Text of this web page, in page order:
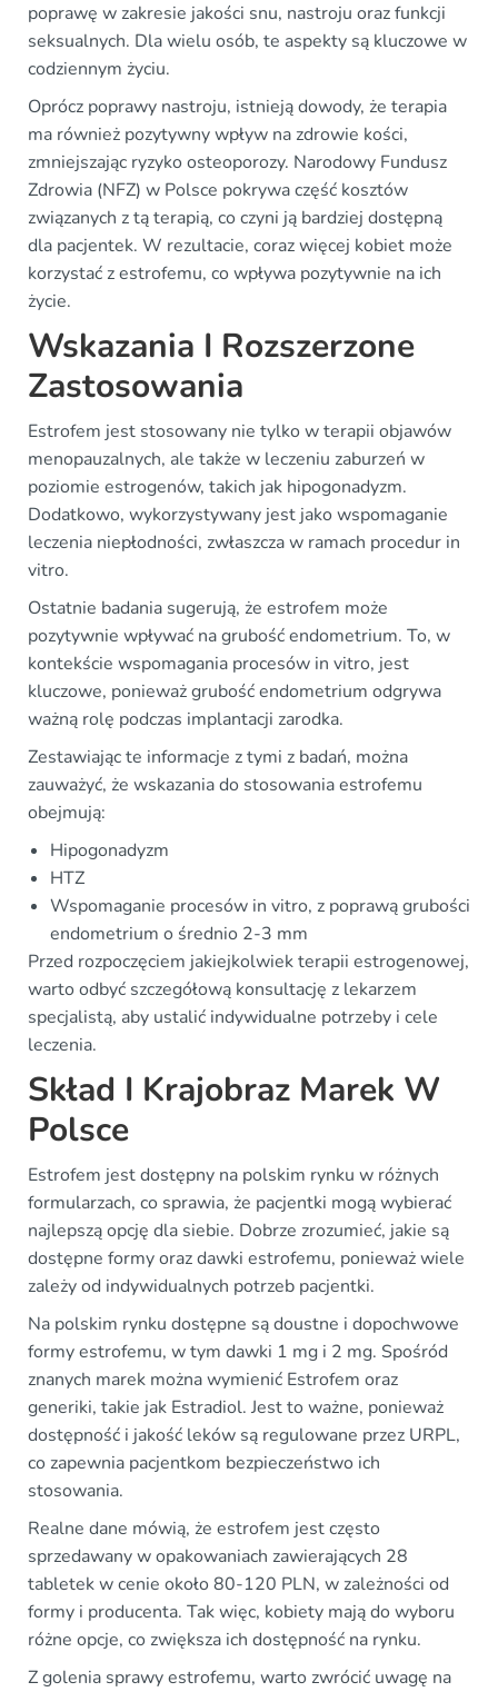
poprawę w zakresie jakości snu, nastroju oraz funkcji
seksualnych. Dla wielu osób, te aspekty są kluczowe w
codziennym życiu.
Oprócz poprawy nastroju, istnieją dowody, że terapia
ma również pozytywny wpływ na zdrowie kości,
zmniejszając ryzyko osteoporozy. Narodowy Fundusz
Zdrowia (NFZ) w Polsce pokrywa część kosztów
związanych z tą terapią, co czyni ją bardziej dostępną
dla pacjentek. W rezultacie, coraz więcej kobiet może
korzystać z estrofemu, co wpływa pozytywnie na ich
życie.
Wskazania I Rozszerzone
Zastosowania
Estrofem jest stosowany nie tylko w terapii objawów
menopauzalnych, ale także w leczeniu zaburzeń w
poziomie estrogenów, takich jak hipogonadyzm.
Dodatkowo, wykorzystywany jest jako wspomaganie
leczenia niepłodności, zwłaszcza w ramach procedur in
vitro.
Ostatnie badania sugerują, że estrofem może
pozytywnie wpływać na grubość endometrium. To, w
kontekście wspomagania procesów in vitro, jest
kluczowe, ponieważ grubość endometrium odgrywa
ważną rolę podczas implantacji zarodka.
Zestawiając te informacje z tymi z badań, można
zauważyć, że wskazania do stosowania estrofemu
obejmują:
Hipogonadyzm
HTZ
Wspomaganie procesów in vitro, z poprawą grubości
endometrium o średnio 2-3 mm
Przed rozpoczęciem jakiejkolwiek terapii estrogenowej,
warto odbyć szczegółową konsultację z lekarzem
specjalistą, aby ustalić indywidualne potrzeby i cele
leczenia.
Skład I Krajobraz Marek W
Polsce
Estrofem jest dostępny na polskim rynku w różnych
formularzach, co sprawia, że pacjentki mogą wybierać
najlepszą opcję dla siebie. Dobrze zrozumieć, jakie są
dostępne formy oraz dawki estrofemu, ponieważ wiele
zależy od indywidualnych potrzeb pacjentki.
Na polskim rynku dostępne są doustne i dopochwowe
formy estrofemu, w tym dawki 1 mg i 2 mg. Spośród
znanych marek można wymienić Estrofem oraz
generiki, takie jak Estradiol. Jest to ważne, ponieważ
dostępność i jakość leków są regulowane przez URPL,
co zapewnia pacjentkom bezpieczeństwo ich
stosowania.
Realne dane mówią, że estrofem jest często
sprzedawany w opakowaniach zawierających 28
tabletek w cenie około 80-120 PLN, w zależności od
formy i producenta. Tak więc, kobiety mają do wyboru
różne opcje, co zwiększa ich dostępność na rynku.
Z golenia sprawy estrofemu, warto zwrócić uwagę na